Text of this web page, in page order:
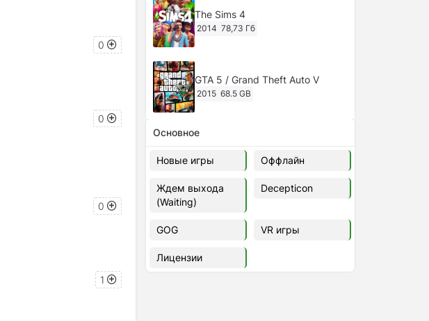
0
0
0
1
The Sims 4
2014 78,73 Гб
GTA 5 / Grand Theft Auto V
2015 68.5 GB
Ghost of Tsushima: Director's Cut
v.1053.8.1023.1614 [RePack
Decepticon] (2024)
2024
Cyberpunk 2077
49.4 GB
Ghost of Tsushima: Director's Cut
Основное
Новые игры Оффлайн
Ждем выхода
(Waiting)
Decepticon
GOG VR игры
Лицензии